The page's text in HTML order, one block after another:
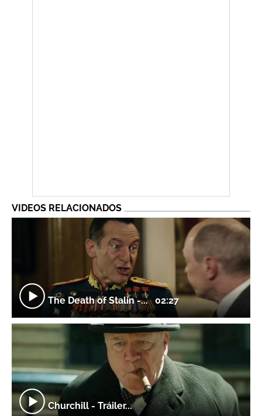
VIDEOS RELACIONADOS
The Death of Stalin -...02:27
Churchill - Tráiler...